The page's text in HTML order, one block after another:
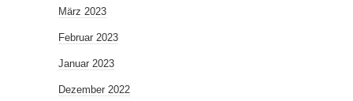
März 2023
Februar 2023
Januar 2023
Dezember 2022